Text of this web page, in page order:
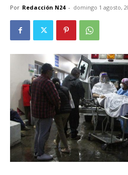
Por Redacción N24 - domingo 1 agosto,